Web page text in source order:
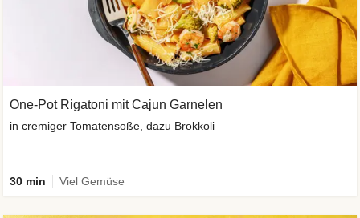
One-Pot Rigatoni mit Cajun Garnelen
in cremiger Tomatensoße, dazu Brokkoli
30 min Viel Gemüse